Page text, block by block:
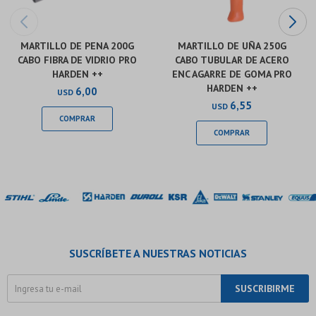
MARTILLO DE PENA 200G
CABO FIBRA DE VIDRIO PRO
HARDEN ++
USD 6,00
MARTILLO DE UÑA 250G
CABO TUBULAR DE ACERO
ENC AGARRE DE GOMA PRO
HARDEN ++
USD 6,55
SUSCRÍBETE A NUESTRAS NOTICIAS
SUSCRIBIRME